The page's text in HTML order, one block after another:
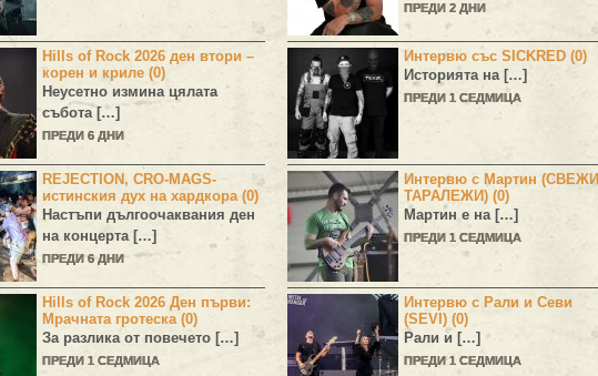
Hills of Rock 2026 ден втори –
корен и криле (0)
Неусетно измина цялата
събота […]
ПРЕДИ 6 ДНИ
REJECTION, CRO-MAGS-
истинския дух на хардкора (0)
Настъпи дългоочаквания ден
на концерта […]
ПРЕДИ 6 ДНИ
Hills of Rock 2026 Ден първи:
Мрачната гротеска (0)
За разлика от повечето […]
ПРЕДИ 1 СЕДМИЦА
ПРЕДИ 2 ДНИ
Интервю със SICKRED (0)
Историята на […]
ПРЕДИ 1 СЕДМИЦА
Интервю с Мартин (СВЕЖИ
ТАРАЛЕЖИ) (0)
Мартин е на […]
ПРЕДИ 1 СЕДМИЦА
Интервю с Рали и Севи
(SEVI) (0)
Рали и […]
ПРЕДИ 1 СЕДМИЦА